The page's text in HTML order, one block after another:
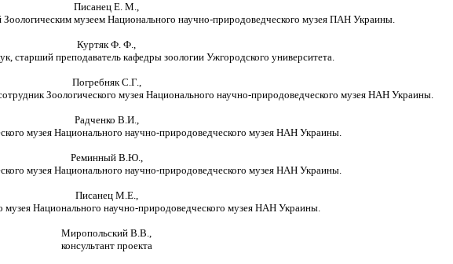
Писанец Е. М.,
музеем Национального научно-природоведческого музея ПАН Украины.
Куртяк Ф. Ф.,
старший преподаватель кафедры зоологии Ужгородского университета.
Погребняк С.Г.,
Зоологического музея Национального научно-природоведческого музея НАН Украины.
Радченко В.И.,
музея Национального научно-природоведческого музея НАН Украины.
Реминный В.Ю.,
музея Национального научно-природоведческого музея НАН Украины.
Писанец М.Е.,
музея Национального научно-природоведческого музея НАН Украины.
Миропольский В.В.,
консультант проекта